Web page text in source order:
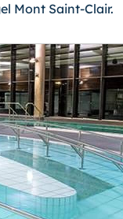
Mont Saint-Clair.